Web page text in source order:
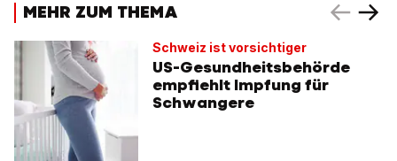
MEHR ZUM THEMA
Schweiz ist vorsichtiger
US-Gesundheitsbehörde
empfiehlt Impfung für
Schwangere